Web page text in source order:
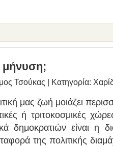
μήνυση;
Τσούκας | Κατηγορία:
μας ζωή μοιάζει
ή τριτοκοσμικές
δημοκρατιών είναι η
της πολιτικής